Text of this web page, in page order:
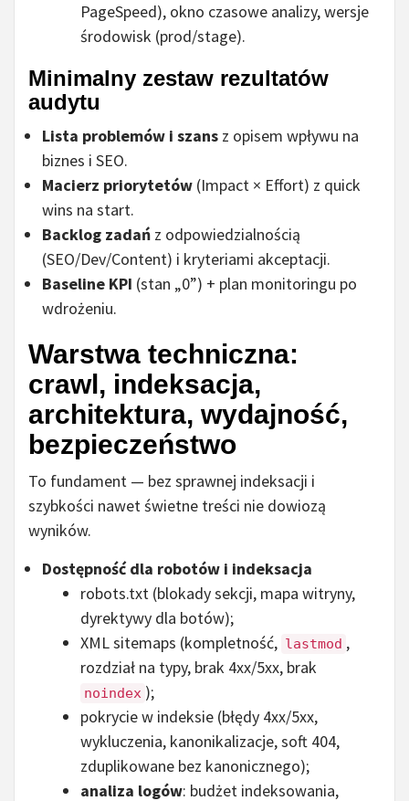
PageSpeed), okno czasowe analizy, wersje
środowisk (prod/stage).
Minimalny zestaw rezultatów
audytu
Lista problemów i szans z opisem wpływu na
biznes i SEO.
Macierz priorytetów (Impact × Effort) z quick
wins na start.
Backlog zadań z odpowiedzialnością
(SEO/Dev/Content) i kryteriami akceptacji.
Baseline KPI (stan „0”) + plan monitoringu po
wdrożeniu.
Warstwa techniczna:
crawl, indeksacja,
architektura, wydajność,
bezpieczeństwo
To fundament — bez sprawnej indeksacji i
szybkości nawet świetne treści nie dowiozą
wyników.
Dostępność dla robotów i indeksacja
robots.txt (blokady sekcji, mapa witryny,
dyrektywy dla botów);
XML sitemaps (kompletność, lastmod ,
rozdział na typy, brak 4xx/5xx, brak
noindex );
pokrycie w indeksie (błędy 4xx/5xx,
wykluczenia, kanonikalizacje, soft 404,
zduplikowane bez kanonicznego);
analiza logów: budżet indeksowania,